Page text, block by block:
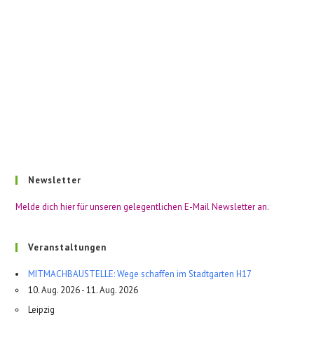
Newsletter
Melde dich hier für unseren gelegentlichen E-Mail Newsletter an.
Veranstaltungen
MITMACHBAUSTELLE: Wege schaffen im Stadtgarten H17
10. Aug. 2026 - 11. Aug. 2026
Leipzig